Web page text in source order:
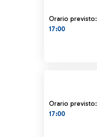
Orario previsto:
17:00
Orario previsto:
17:00